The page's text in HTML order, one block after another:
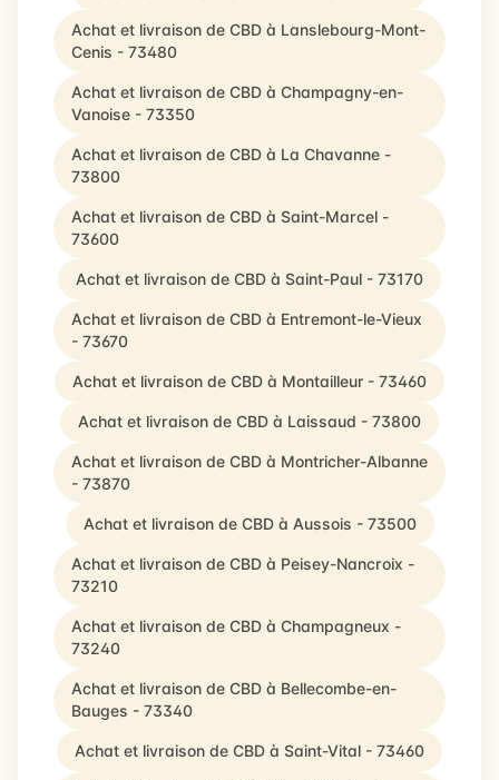
Achat et livraison de CBD à Lanslebourg-Mont-
Cenis - 73480
Achat et livraison de CBD à Champagny-en-
Vanoise - 73350
Achat et livraison de CBD à La Chavanne -
73800
Achat et livraison de CBD à Saint-Marcel -
73600
Achat et livraison de CBD à Saint-Paul - 73170
Achat et livraison de CBD à Entremont-le-Vieux
- 73670
Achat et livraison de CBD à Montailleur - 73460
Achat et livraison de CBD à Laissaud - 73800
Achat et livraison de CBD à Montricher-Albanne
- 73870
Achat et livraison de CBD à Aussois - 73500
Achat et livraison de CBD à Peisey-Nancroix -
73210
Achat et livraison de CBD à Champagneux -
73240
Achat et livraison de CBD à Bellecombe-en-
Bauges - 73340
Achat et livraison de CBD à Saint-Vital - 73460